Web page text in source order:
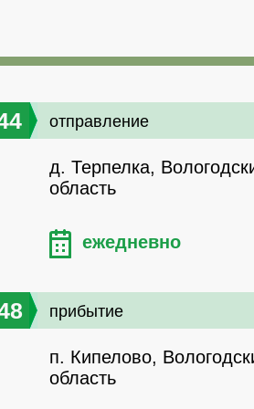
отправление
д. Терпелка,
область
ежедневно
прибытие
п. Кипелово,
область